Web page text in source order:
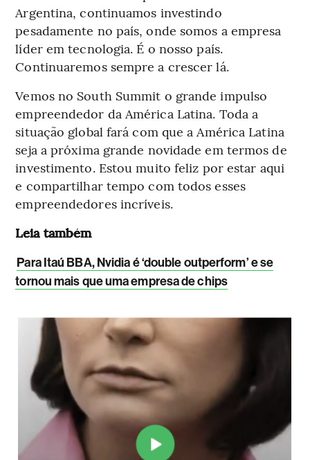
Argentina, continuamos investindo
pesadamente no país, onde somos a empresa
líder em tecnologia. É o nosso país.
Continuaremos sempre a crescer lá.
Vemos no South Summit o grande impulso
empreendedor da América Latina. Toda a
situação global fará com que a América Latina
seja a próxima grande novidade em termos de
investimento. Estou muito feliz por estar aqui
e compartilhar tempo com todos esses
empreendedores incríveis.
Leia também
Para Itaú BBA, Nvidia é ‘double outperform’ e se
tornou mais que uma empresa de chips